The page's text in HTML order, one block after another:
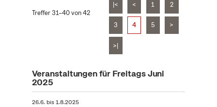
Treffer 31–40 von 42
|< < 1 2
3 4 5 >
>|
Veranstaltungen für Freitags Juni
2025
26.6. bis1.8.2025